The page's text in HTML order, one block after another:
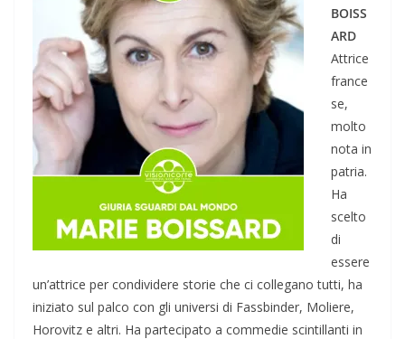
BOISS
ARD
Attrice
france
se,
molto
nota in
patria.
Ha
scelto
di
essere
un’attrice per condividere storie che ci collegano tutti, ha
iniziato sul palco con gli universi di Fassbinder, Moliere,
Horovitz e altri. Ha partecipato a commedie scintillanti in